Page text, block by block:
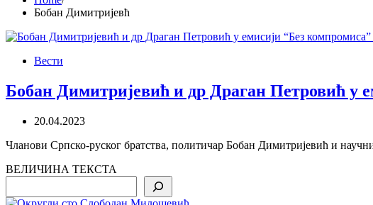
Бобан Димитријевћ
Вести
Бобан Димитријевић и др Драган Петровић
20.04.2023
Чланови Српско-руског братства, политичар Бобан Димитријевић и
ВЕЛИЧИНА ТЕКСТА